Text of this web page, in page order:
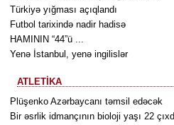
Türkiyə yığması açıqlandı
Futbol tarixində nadir hadisə
HAMININ “44”ü ...
Yenə İstanbul, yenə ingilislər
ATLETİKA
Plüşenko Azərbaycanı təmsil edəcək
Bir əsrlik idmançının bioloji yaşı 22